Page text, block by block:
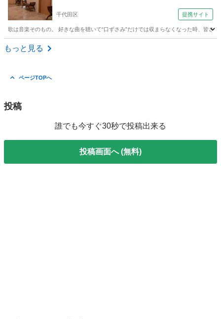
千代田区 提携サイト
歌は音楽そのもの。 好きな曲を聴いて“口ずさみ”だけでは収まらなくなった時、皆
東京 千代田区
もっと見る
ページTOPへ
投稿
誰でも今すぐ30秒で投稿出来る
投稿画面へ (無料)